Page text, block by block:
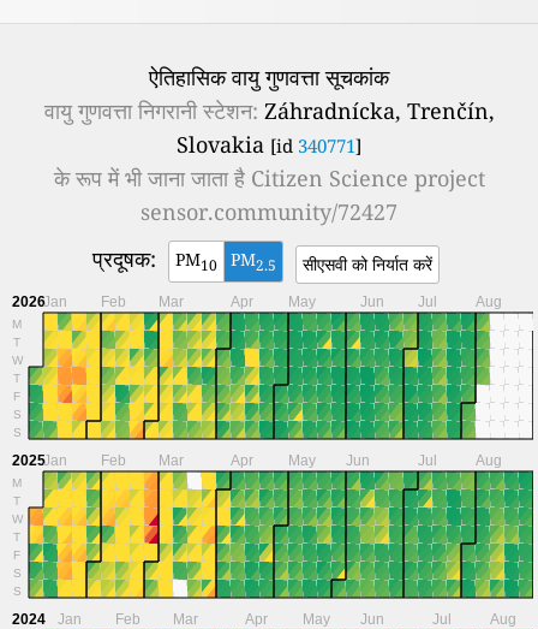
ऐतिहासिक वायु गुणवत्ता सूचकांक
वायु गुणवत्ता निगरानी स्टेशन: Záhradnícka, Trenčín,
Slovakia [id 340771]
के रूप में भी जाना जाता हैCitizen Science project
sensor.community/72427
प्रदूषक:
PM10 PM2.5 सीएसवी को निर्यात करें
2026
M
T
W
T
F
S
S
Jan Feb Mar Apr May Jun Jul Aug
2025
M
T
W
T
F
S
S
Jan Feb Mar Apr May Jun Jul Aug
2024 Jan Feb Mar Apr May Jun Jul Aug